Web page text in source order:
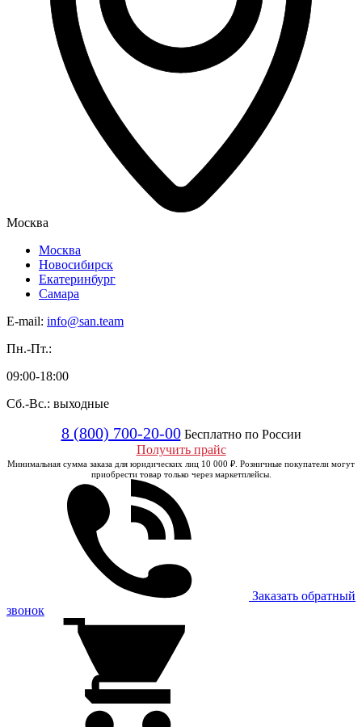
Москва
Москва
Новосибирск
Екатеринбург
Самара
E-mail: info@san.team
Пн.-Пт.:
09:00-18:00
Сб.-Вс.: выходные
8 (800) 700-20-00 Бесплатно по России
Получить прайс
Минимальная сумма заказа для юридических лиц 10 000 ₽. Розничные покупатели могут
приобрести товар только через маркетплейсы.
Заказать обратный
звонок